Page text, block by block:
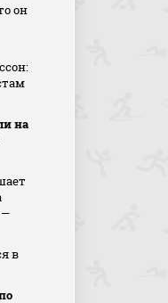
он
на
—
в